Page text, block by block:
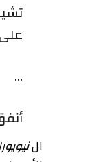
تشير
على
أنفق سوبر
نيويورك